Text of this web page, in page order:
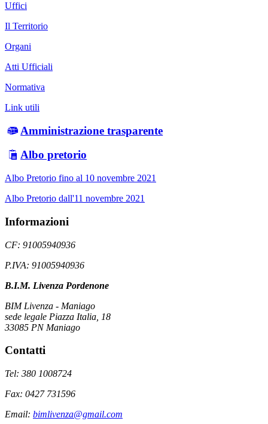
Uffici
Il Territorio
Organi
Atti Ufficiali
Normativa
Link utili
Amministrazione trasparente
Albo pretorio
Albo Pretorio fino al 10 novembre 2021
Albo Pretorio dall'11 novembre 2021
Informazioni
CF: 91005940936
P.IVA: 91005940936
B.I.M. Livenza Pordenone
BIM Livenza - Maniago
sede legale Piazza Italia, 18
33085 PN Maniago
Contatti
Tel: 380 1008724
Fax: 0427 731596
Email: bimlivenza@gmail.com